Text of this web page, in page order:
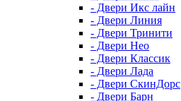
- Двери Икс лайн
- Двери Линия
- Двери Тринити
- Двери Нео
- Двери Классик
- Двери Лада
- Двери СкинДорс
- Двери Барн